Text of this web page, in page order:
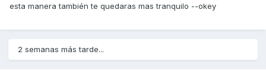
esta manera también te quedaras mas tranquilo --okey
2 semanas más tarde...